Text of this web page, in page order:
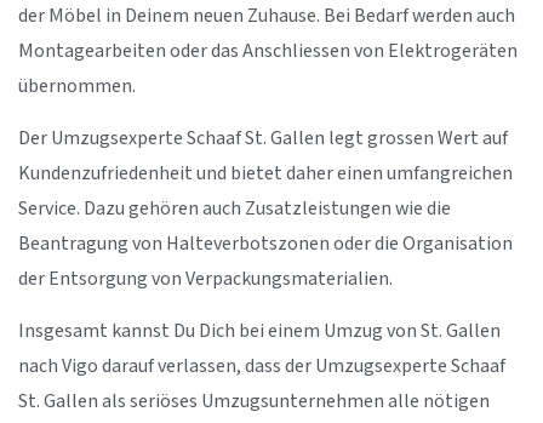
der Möbel in Deinem neuen Zuhause. Bei Bedarf werden auch
Montagearbeiten oder das Anschliessen von Elektrogeräten
übernommen.
Der Umzugsexperte Schaaf St. Gallen legt grossen Wert auf
Kundenzufriedenheit und bietet daher einen umfangreichen
Service. Dazu gehören auch Zusatzleistungen wie die
Beantragung von Halteverbotszonen oder die Organisation
der Entsorgung von Verpackungsmaterialien.
Insgesamt kannst Du Dich bei einem Umzug von St. Gallen
nach Vigo darauf verlassen, dass der Umzugsexperte Schaaf
St. Gallen als seriöses Umzugsunternehmen alle nötigen